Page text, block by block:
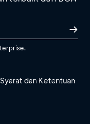
Syarat dan Ketentuan